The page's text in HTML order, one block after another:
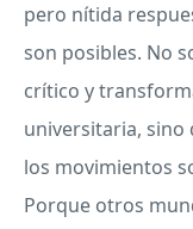
pero nítida
son posibles. No
crítico y
universitaria, sino
los movimientos
Porque otros